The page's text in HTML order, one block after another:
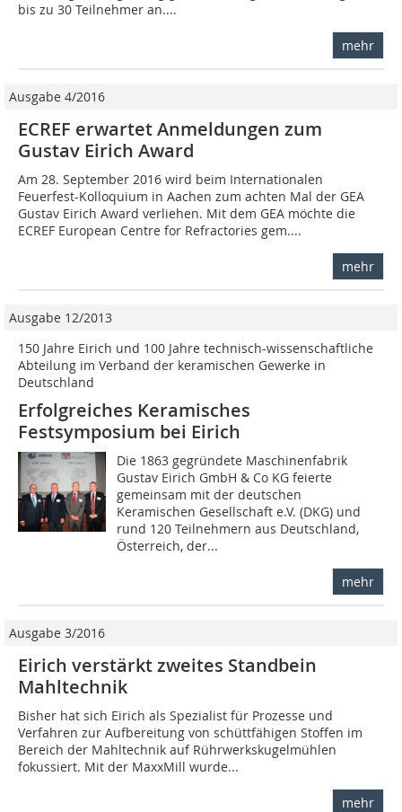
bis zu 30 Teilnehmer an....
mehr
Ausgabe 4/2016
ECREF erwartet Anmeldungen zum
Gustav Eirich Award
Am 28. September 2016 wird beim Internationalen
Feuerfest-Kolloquium in Aachen zum achten Mal der GEA
Gustav Eirich Award verliehen. Mit dem GEA möchte die
ECREF European Centre for Refractories gem....
mehr
Ausgabe 12/2013
150 Jahre Eirich und 100 Jahre technisch-wissenschaftliche
Abteilung im Verband der keramischen Gewerke in
Deutschland
Erfolgreiches Keramisches
Festsymposium bei Eirich
Die 1863 gegründete Maschinenfabrik
Gustav Eirich GmbH & Co KG feierte
gemeinsam mit der deutschen
Keramischen Gesellschaft e.V. (DKG) und
rund 120 Teilnehmern aus Deutschland,
Österreich, der...
mehr
Ausgabe 3/2016
Eirich verstärkt zweites Standbein
Mahltechnik
Bisher hat sich Eirich als Spezialist für Prozesse und
Verfahren zur Aufbereitung von schüttfähigen Stoffen im
Bereich der Mahltechnik auf Rührwerkskugelmühlen
fokussiert. Mit der MaxxMill wurde...
mehr